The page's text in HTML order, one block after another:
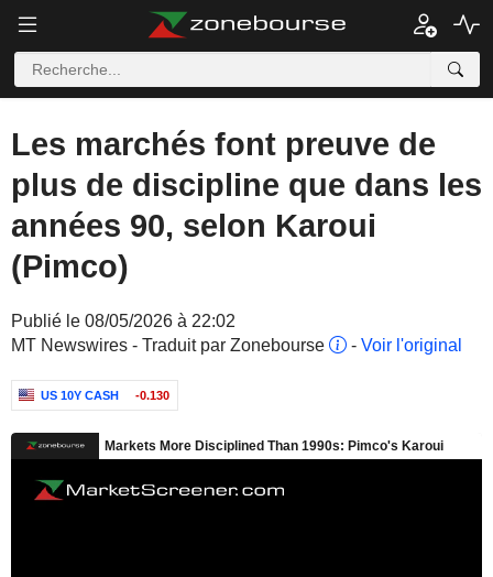
Les marchés font preuve de
plus de discipline que dans les
années 90, selon Karoui
(Pimco)
Publié le 08/05/2026 à 22:02
MT Newswires - Traduit par Zonebourse
- Voir l'original
US 10Y CASH -0.130